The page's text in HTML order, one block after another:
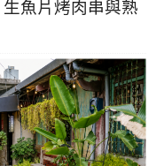
魚片烤肉串與熟